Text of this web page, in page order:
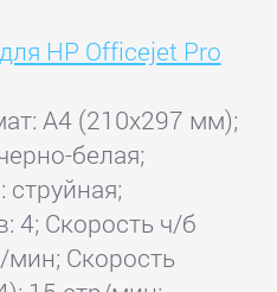
HP Officejet Pro
A4 (210x297 мм);
белая;
струйная;
4; Скорость ч/б
мин; Скорость